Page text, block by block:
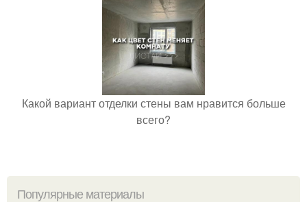
Какой вариант отделки стены вам нравится больше
всего?
Популярные материалы